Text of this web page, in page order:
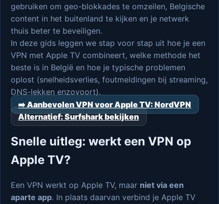
gebruiken om geo-blokkades te omzeilen, Belgische
content in het buitenland te kijken en je netwerk
thuis beter te beveiligen.
In deze gids leggen we stap voor stap uit hoe je een
VPN met Apple TV combineert, welke methode het
beste is in België en hoe je typische problemen
oplost (snelheidsverlies, foutmeldingen bij streaming,
DNS-lekken enzovoort).
➡️ Aanbevolen VPN voor Apple TV: NordVPN
Alternatief: Surfshark bekijken
Snelle uitleg: werkt een VPN op
Apple TV?
Een VPN werkt op Apple TV, maar niet via een
aparte app. In plaats daarvan verbind je Apple TV